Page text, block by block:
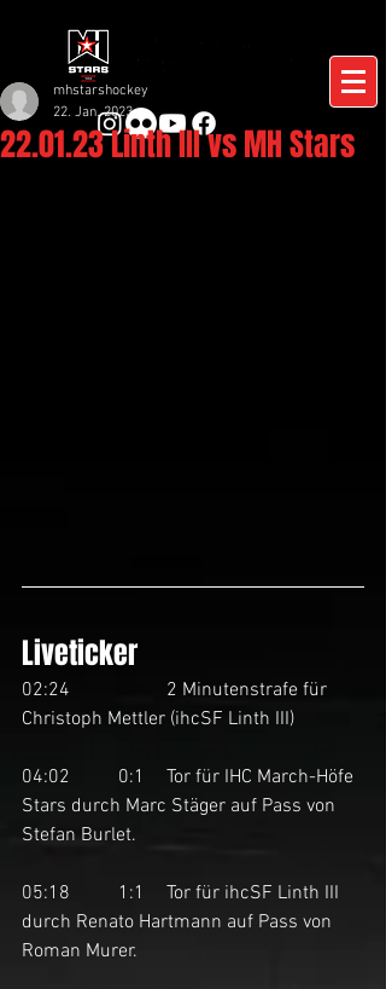
22.01.23 Linth III vs MH Stars
mhstarshockey
22. Jan. 2023
Liveticker
02:24		2 Minutenstrafe für
Christoph Mettler (ihcSF Linth III)
04:02	0:1	Tor für IHC March-Höfe
Stars durch Marc Stäger auf Pass von
Stefan Burlet.
05:18	1:1	Tor für ihcSF Linth III
durch Renato Hartmann auf Pass von
Roman Murer.